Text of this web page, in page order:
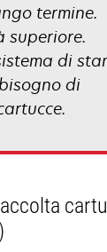
termine.
superiore.
di
di